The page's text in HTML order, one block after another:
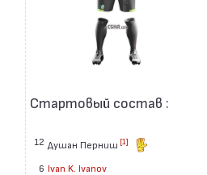
Стартовый состав :
12 Душан Перниш [1]
6 Ivan K. Ivanov